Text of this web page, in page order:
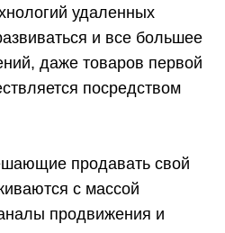
удаленных
и все большее
даже товаров первой
посредством
продавать свой
с массой
продвижения и